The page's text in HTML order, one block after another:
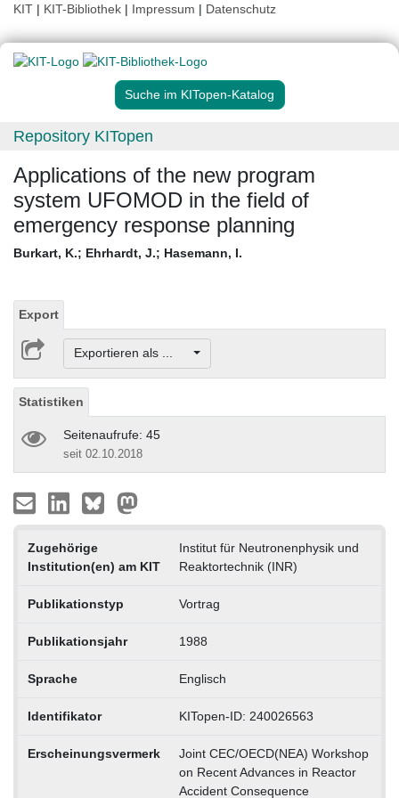
KIT | KIT-Bibliothek | Impressum | Datenschutz
Suche im KITopen-Katalog
Repository KITopen
Applications of the new program
system UFOMOD in the field of
emergency response planning
Burkart, K.; Ehrhardt, J.; Hasemann, I.
Export
Exportieren als ...
Statistiken
Seitenaufrufe: 45
seit 02.10.2018
Zugehörige
Institution(en) am KIT
Institut für Neutronenphysik und
Reaktortechnik (INR)
Publikationstyp Vortrag
Publikationsjahr 1988
Sprache Englisch
Identifikator KITopen-ID: 240026563
Erscheinungsvermerk
Joint CEC/OECD(NEA) Workshop
on Recent Advances in Reactor
Accident Consequence